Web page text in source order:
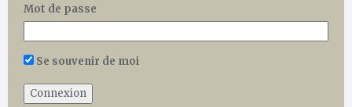
Mot de passe
Se souvenir de moi